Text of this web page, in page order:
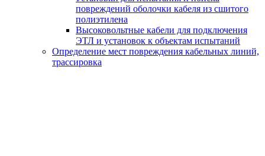
повреждений оболочки кабеля из сшитого
полиэтилена
Высоковольтные кабели для подключения
ЭТЛ и установок к объектам испытаний
Определение мест повреждения кабельных линий,
трассировка